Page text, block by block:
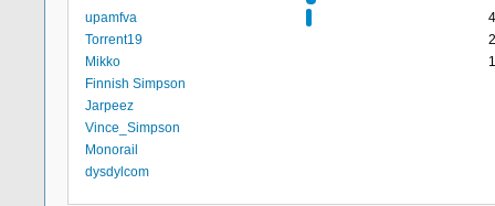
upamfva
Torrent19
Mikko
Finnish Simpson
Jarpeez
Vince_Simpson
Monorail
dysdylcom